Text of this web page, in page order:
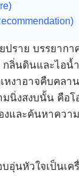
ปราย บรรยากา
กลิ่นดินและไอน้
หงาอาจคืบคลา
มนิ่งสงบนั้น คือ
งและค้นหาควา
อุ่นหัวใจเป็นเค